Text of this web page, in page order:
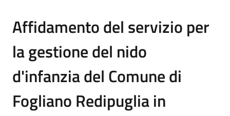
Affidamento del servizio per
la gestione del nido
d'infanzia del Comune di
Fogliano Redipuglia in